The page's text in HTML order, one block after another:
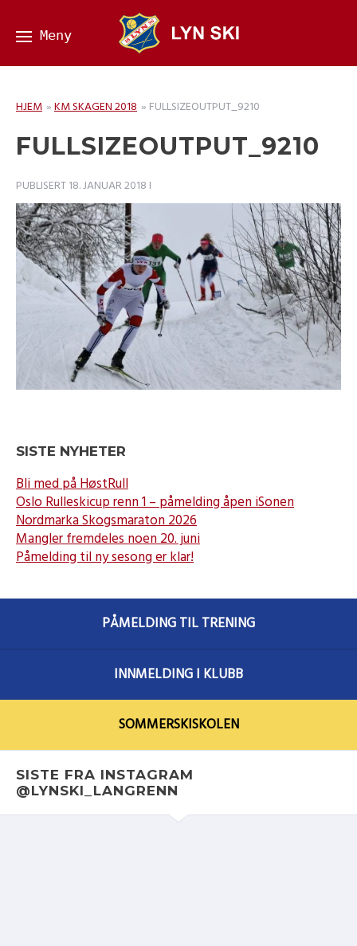
HJEM »KM SKAGEN 2018 » FULLSIZEOUTPUT_9210
FULLSIZEOUTPUT_9210
PUBLISERT18. JANUAR 2018 I
SISTE NYHETER
Bli med på HøstRull
Oslo Rulleskicup renn 1 – påmelding åpen iSonen
Nordmarka Skogsmaraton 2026
Mangler fremdeles noen 20. juni
Påmelding til ny sesong er klar!
PÅMELDING TIL TRENING
INNMELDING I KLUBB
SOMMERSKISKOLEN
SISTE FRA INSTAGRAM
@LYNSKI_LANGRENN